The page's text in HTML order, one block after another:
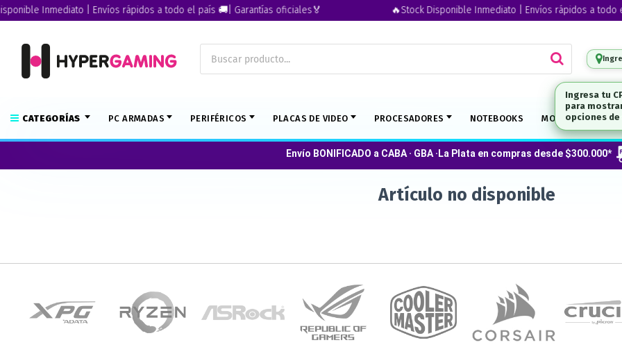
Inmediato | Envíos rápidos a todo el país 🚚| Garantías oficiales🏅 🔥Stock Disponible Inmediato | Envíos rápidos a todo el
CATEGORÍAS PC ARMADAS PERIFÉRICOS PLACAS DE VIDEO PROCESADORES NOTEBOOKS MONITORES
Envío BONIFICADO a CABA · GBA ·La Plata en compras desde $300.000*
Artículo no disponible
Ingresa tu
para
opciones de